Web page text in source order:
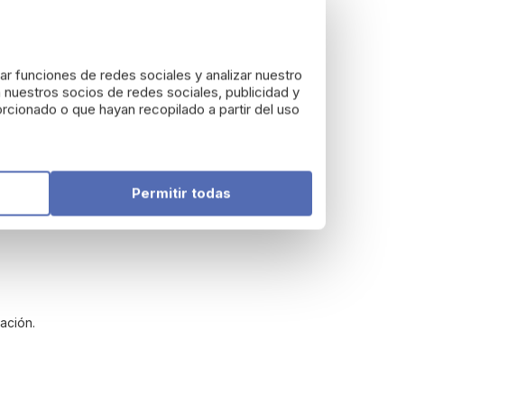
y
funciones de redes sociales y analizar nuestro
socios de redes sociales, publicidad y
o que hayan recopilado a partir del uso
Permitir todas